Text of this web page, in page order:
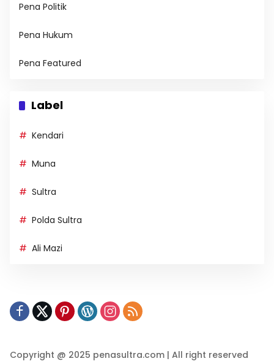
Pena Politik
Pena Hukum
Pena Featured
Label
Kendari
Muna
Sultra
Polda Sultra
Ali Mazi
Copyright @ 2025 penasultra.com | All right reserved